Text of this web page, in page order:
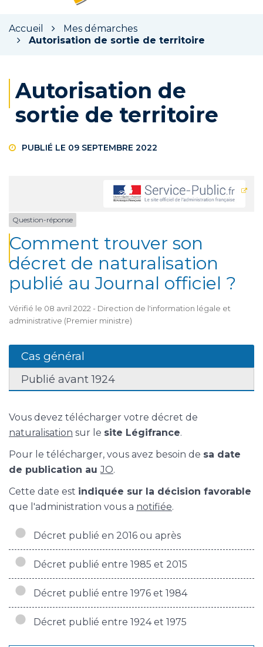
Accueil
Mes démarches
Autorisation de sortie de territoire
Autorisation de
sortie de territoire
PUBLIÉ LE 09 SEPTEMBRE 2022
Question-réponse
Comment trouver son
décret de naturalisation
publié au Journal officiel ?
Vérifié le 08 avril 2022 - Direction de l'information légale et
administrative (Premier ministre)
Cas général
Publié avant 1924
Vous devez télécharger votre décret de
naturalisation sur le site Légifrance.
Pour le télécharger, vous avez besoin de sa date
de publication auJO.
Cette date est indiquée sur la décision favorable
que l'administration vous a notifiée.
Décret publié en 2016 ou après
Décret publié entre 1985 et 2015
Décret publié entre 1976 et 1984
Décret publié entre 1924 et 1975